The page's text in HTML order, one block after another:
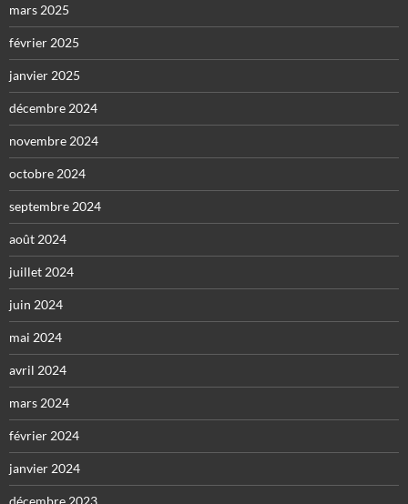
mars 2025
février 2025
janvier 2025
décembre 2024
novembre 2024
octobre 2024
septembre 2024
août 2024
juillet 2024
juin 2024
mai 2024
avril 2024
mars 2024
février 2024
janvier 2024
décembre 2023